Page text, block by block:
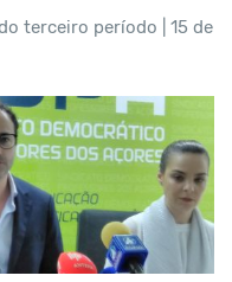
terceiro período | 15 de